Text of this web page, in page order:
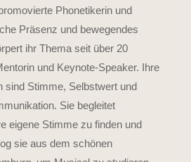
Phonetikerin und
Präsenz und bewegendes
ihr Thema seit über 20
und Keynote-Speaker. Ihre
sind Stimme, Selbstwert und
Sie begleitet
eigene Stimme zu finden und
sie aus dem schönen